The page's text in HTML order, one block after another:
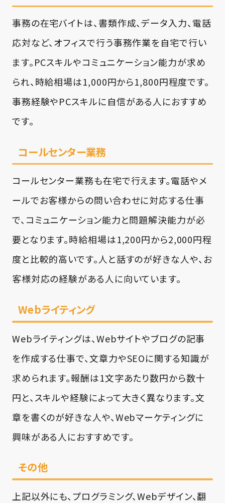
事務の在宅バイトは、書類作成、データ入力、電話
応対など、オフィスで行う事務作業を自宅で行い
ます。PCスキルやコミュニケーション能力が求め
られ、時給相場は1,000円から1,800円程度です。
事務経験やPCスキルに自信がある人におすすめ
です。
コールセンター業務
コールセンター業務も在宅で行えます。電話やメ
ールでお客様からの問い合わせに対応する仕事
で、コミュニケーション能力と問題解決能力が必
要となります。時給相場は1,200円から2,000円程
度と比較的高いです。人と話すのが好きな人や、お
客様対応の経験がある人に向いています。
Webライティング
Webライティングは、Webサイトやブログの記事
を作成する仕事で、文章力やSEOに関する知識が
求められます。報酬は1文字あたり数円から数十
円と、スキルや経験によって大きく異なります。文
章を書くのが好きな人や、Webマーケティングに
興味がある人におすすめです。
その他
上記以外にも、プログラミング、Webデザイン、翻